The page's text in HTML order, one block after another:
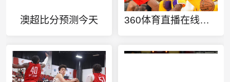
澳超比分预测今天 360体育直播在线观看nba直播